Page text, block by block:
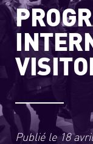
Publié le18